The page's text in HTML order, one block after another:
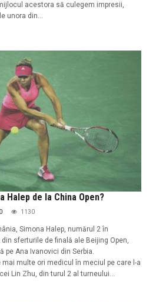
acestora să culegem impresii,
unora din...
Halep de la China Open?
0 1130
Simona Halep, numărul 2 în
sferturile de finală ale Beijing Open,
pe Ana Ivanovici din Serbia.
multe ori medicul în meciul pe care l-a
Lin Zhu, din turul 2 al turneului...